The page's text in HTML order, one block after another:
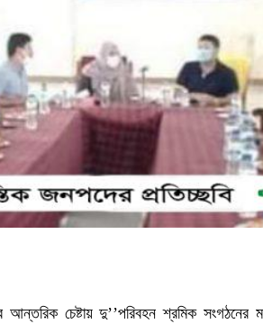
চেষ্টায় দু’’পরিবহন শ্রমিক সংগঠনের মধ্যে